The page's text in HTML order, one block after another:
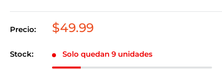
Precio:
Precio
venta
$49.99
Stock: Solo quedan 9 unidades